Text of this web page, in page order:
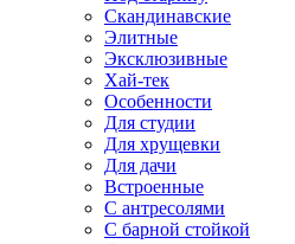
Скандинавские
Элитные
Эксклюзивные
Хай-тек
Особенности
Для студии
Для хрущевки
Для дачи
Встроенные
С антресолями
С барной стойкой